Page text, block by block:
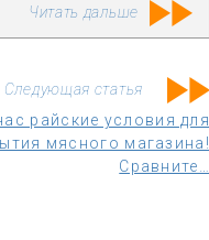
Читать дальше
Следующая статья
райские условия для
мясного магазина!
Сравните…